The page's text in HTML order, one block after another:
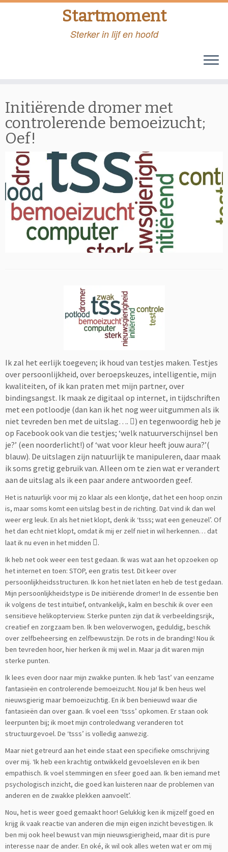
to
content
Startmoment
Sterker in lijf en hoofd
Initiërende dromer met
controlerende bemoeizucht;
Oef!
Ik zal het eerlijk toegeven; ik houd van testjes maken. Testjes
over persoonlijkheid, over beroepskeuzes, intelligentie, mijn
kwaliteiten, of ik kan praten met mijn partner, over
bindingsangst. Ik maak ze digitaal op internet, in tijdschriften
met een potloodje (dan kan ik het nog weer uitgummen als ik
niet tevreden ben met de uitslag…. ) en tegenwoordig heb je
op Facebook ook van die testjes; ‘welk natuurverschijnsel ben
je?’ (een noorderlicht!) of ‘wat voor kleur heeft jouw aura?’(
blauw). De uitslagen zijn natuurlijk te manipuleren, daar maak
ik soms gretig gebruik van. Alleen om te zien wat er verandert
aan de uitslag als ik een paar andere antwoorden geef.
Het is natuurlijk voor mij zo klaar als een klontje, dat het een hoop onzin
is, maar soms komt een uitslag best in de richting. Dat vind ik dan wel
weer erg leuk. En als het niet klopt, denk ik ‘tsss; wat een geneuzel’. Of
het dan echt niet klopt, omdat ik mij er zelf niet in wil herkennen… dat
laat ik nu even in het midden .
Ik heb net ook weer een test gedaan. Ik was wat aan het opzoeken op
het internet en toen: STOP, een gratis test. Dit keer over
persoonlijkheidsstructuren. Ik kon het niet laten en heb de test gedaan.
Mijn persoonlijkheidstype is De initiërende dromer! In de essentie ben
ik volgens de test intuïtief, ontvankelijk, kalm en beschik ik over een
sensitieve helikopterview. Sterke punten zijn dat ik verbeeldingsrijk,
creatief en zorgzaam ben. Ik ben weloverwogen, geduldig, beschik
over zelfbeheersing en zelfbewustzijn. De rots in de branding! Nou ik
ben tevreden hoor, hier herken ik mij wel in. Maar ja dit waren mijn
sterke punten.
Ik lees even door naar mijn zwakke punten. Ik heb ‘last’ van eenzame
fantasieën en controlerende bemoeizucht. Nou ja! Ik ben heus wel
nieuwsgierig maar bemoeizuchtig. En ik ben benieuwd waar die
fantasieën dan over gaan. Ik voel een ‘tsss’ opkomen. Er staan ook
leerpunten bij; ik moet mijn controledwang veranderen tot
structuurgevoel. De ‘tsss’ is volledig aanwezig.
Maar niet getreurd aan het einde staat een specifieke omschrijving
over mij. ‘Ik heb een krachtig ontwikkeld gevoelsleven en ik ben
empathisch. Ik voel stemmingen en sfeer goed aan. Ik ben iemand met
psychologisch inzicht, die goed kan luisteren naar de problemen van
anderen en de zwakke plekken aanvoelt’.
Nou, het is weer goed gemaakt hoor! Gelukkig ken ik mijzelf goed en
krijg ik vaak reactie van anderen die mijn eigen inzicht bevestigen. Ik
ben mij ook heel bewust van mijn nieuwsgierigheid, maar dit is pure
interesse naar de ander. En oké, ik wil ook alles weten wat er om mij